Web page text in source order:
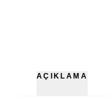
AÇIKLAMA